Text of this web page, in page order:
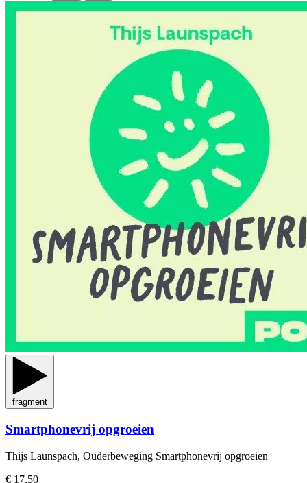
fragment
Smartphonevrij opgroeien
Thijs Launspach, Ouderbeweging Smartphonevrij opgroeien
€ 17,50